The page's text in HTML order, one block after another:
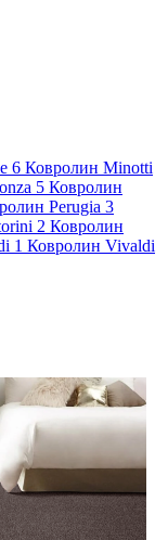
6 Ковролин Minotti
5 Ковролин
Perugia 3
2 Ковролин
1 Ковролин Vivaldi